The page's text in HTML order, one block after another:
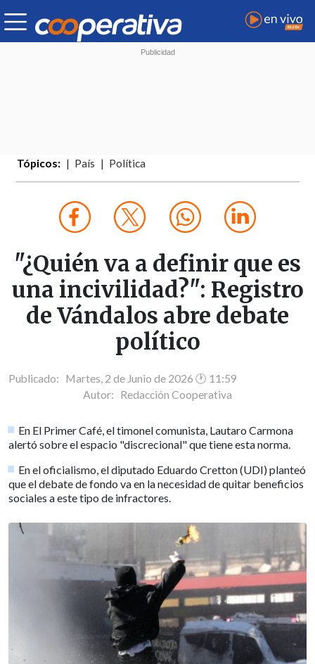
Tópicos: País Política
"¿Quién va a definir que es
una incivilidad?": Registro
de Vándalos abre debate
político
Publicado: Martes, 2 de Junio de 2026 🕐 11:59
Autor: Redacción Cooperativa
En El Primer Café, el timonel comunista, Lautaro Carmona
alertó sobre el espacio "discrecional" que tiene esta norma.
En el oficialismo, el diputado Eduardo Cretton (UDI) planteó
que el debate de fondo va en la necesidad de quitar beneficios
sociales a este tipo de infractores.